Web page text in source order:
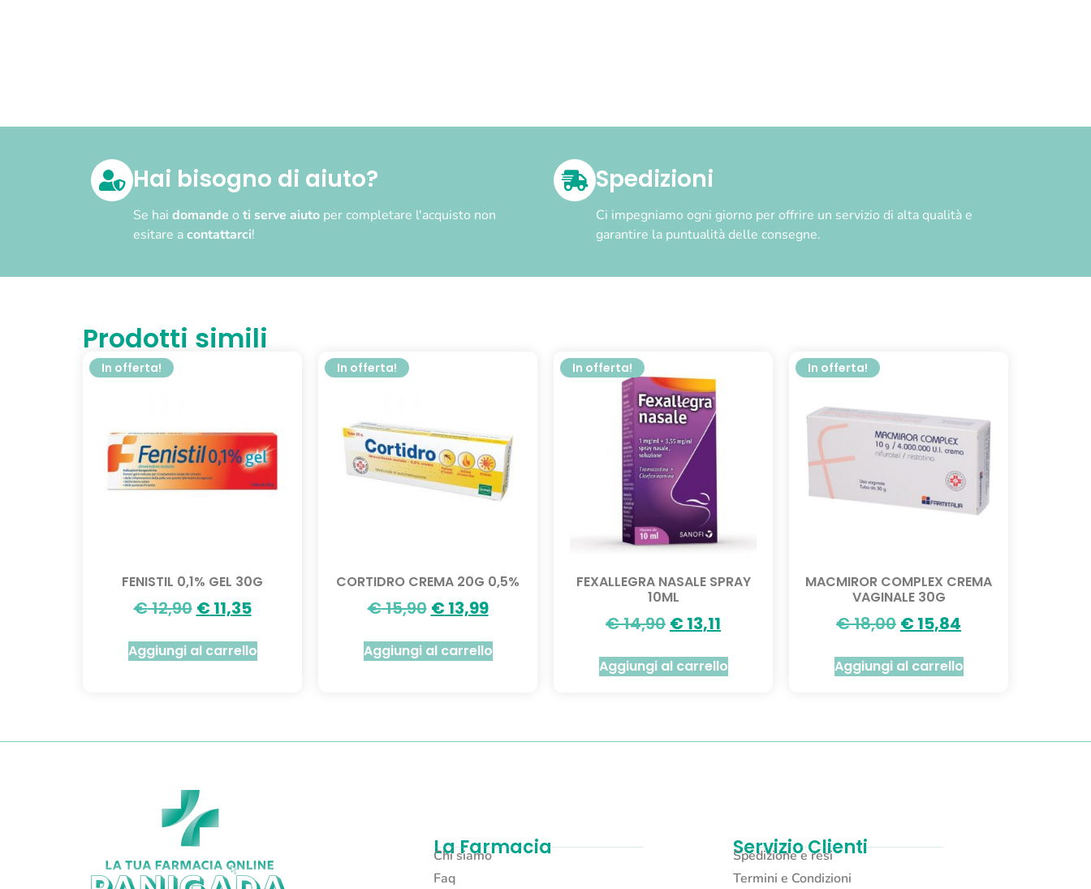
Hai bisogno di aiuto?
Se hai domande o ti serve aiuto per completare l'acquisto non
esitare acontattarci!
Spedizioni
Ci impegniamo ogni giorno per offrire un servizio di alta qualità e
garantire la puntualità delle consegne.
Prodotti simili
In offerta!
FENISTIL 0,1% GEL 30G
€12,90 €11,35
Aggiungi al carrello
In offerta!
CORTIDRO CREMA 20G 0,5%
€15,90 €13,99
Aggiungi al carrello
In offerta!
FEXALLEGRA NASALE SPRAY
10ML
€14,90 €13,11
Aggiungi al carrello
In offerta!
MACMIROR COMPLEX CREMA
VAGINALE 30G
€18,00 €15,84
Aggiungi al carrello
La Farmacia
Chi siamo
Faq
Servizio Clienti
Spedizione e resi
Termini e Condizioni